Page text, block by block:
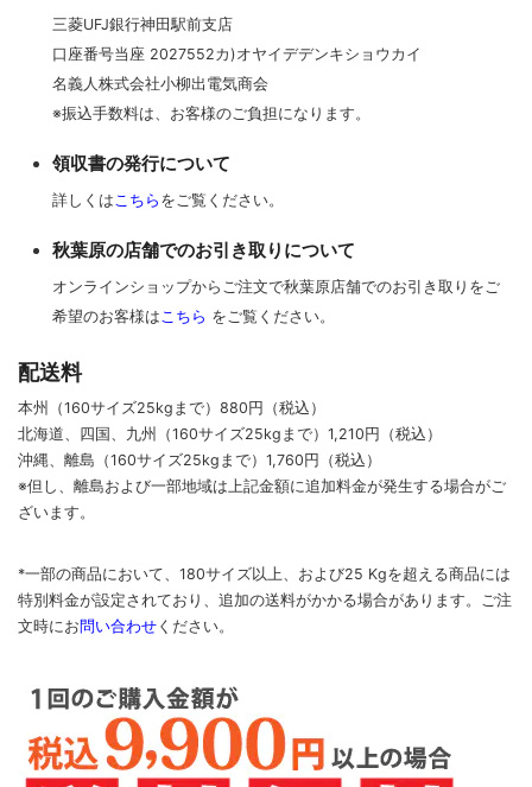
三菱UFJ銀行神田駅前支店
口座番号当座 2027552カ)オヤイデデンキショウカイ
名義人株式会社小柳出電気商会
※振込手数料は、お客様のご負担になります。
領収書の発行について
詳しくは こちら をご覧ください。
秋葉原の店舗でのお引き取りについて
オンラインショップからご注文で秋葉原店舗でのお引き取りをご
希望のお客様は こちら をご覧ください。
配送料
本州（160サイズ25kgまで）880円（税込）
北海道、四国、九州
（160サイズ25kgまで） 1,210円（税込）
沖縄、離島 （160サイズ25kgまで） 1,760円（税込）
※但し、離島および一部地域は上記金額に追加料金が発生する場合がご
ざいます。
*一部の商品において、180サイズ以上、および25 Kgを超える商品には
特別料金が設定されており、追加の送料がかかる場合があります。
ご注
文時に お問い合わせ ください。